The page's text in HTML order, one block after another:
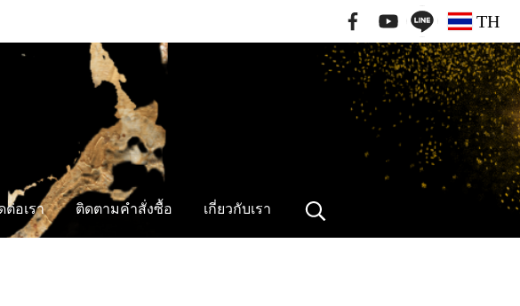
TH
ต่อเรา ติดตามคำสั่งซื้อ เกี่ยวกับเรา